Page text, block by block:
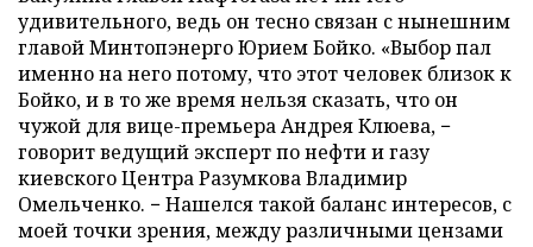
удивительного, ведь он тесно связан с нынешним
главой Минтопэнерго Юрием Бойко. «Выбор пал
именно на него потому, что этот человек близок к
Бойко, и в то же время нельзя сказать, что он
чужой для вице-премьера Андрея Клюева, −
говорит ведущий эксперт по нефти и газу
киевского Центра Разумкова Владимир
Омельченко. − Нашелся такой баланс интересов, с
моей точки зрения, между различными цензами